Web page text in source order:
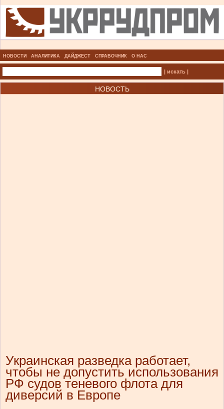
НОВОСТИ АНАЛИТИКА ДАЙДЖЕСТ СПРАВОЧНИК О НАС
| искать |
НОВОСТЬ
Украинская разведка работает,
чтобы не допустить использования
РФ судов теневого флота для
диверсий в Европе